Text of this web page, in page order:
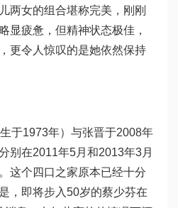
两女的组合堪称完美，刚刚
显疲惫，但精神状态极佳，
更令人惊叹的是她依然保持
于1973年）与张晋于2008年
别在2011年5月和2013年3月
这个四口之家原本已经十分
，即将步入50岁的蔡少芬在